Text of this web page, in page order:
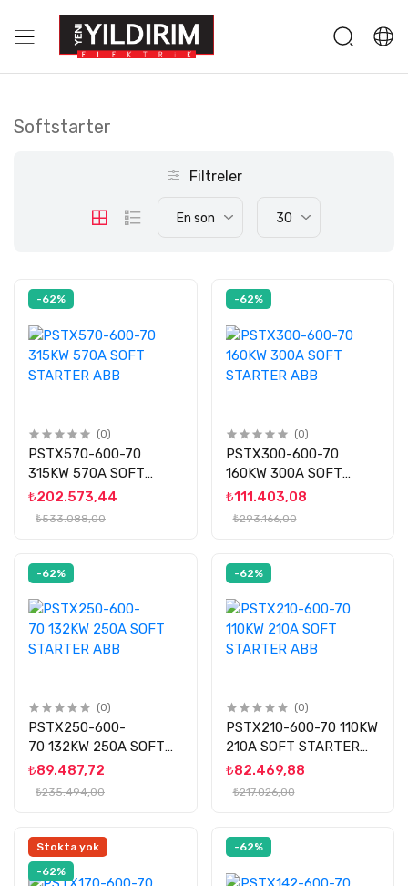
Softstarter
Filtreler
En son 30
-62%
(0)
PSTX570-600-70
315KW 570A SOFT
STARTER ABB
₺202.573,44
₺533.088,00
-62%
(0)
PSTX300-600-70
160KW 300A SOFT
STARTER ABB
₺111.403,08
₺293.166,00
-62%
(0)
PSTX250-600-
70 132KW 250A SOFT
STARTER ABB
₺89.487,72
₺235.494,00
-62%
(0)
PSTX210-600-70 110KW
210A SOFT STARTER
ABB
₺82.469,88
₺217.026,00
Stokta yok
-62%
-62%